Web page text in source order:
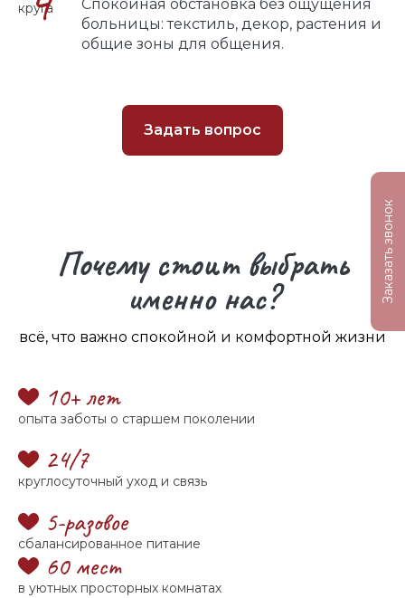
Спокойная обстановка без ощущения
больницы: текстиль, декор, растения и
общие зоны для общения.
Задать вопрос
Почему стоит выбрать
именно нас?
всё, что важно спокойной и комфортной жизни
10+ лет
опыта заботы о старшем поколении
24/7
круглосуточный уход и связь
5-разовое
сбалансированное питание
60 мест
в уютных просторных комнатах
Заказать звонок